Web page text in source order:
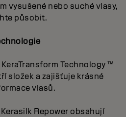
vysušené nebo suché vlasy,
působit.
Technology ™
složek a zajišťuje krásné
vlasů.
Repower obsahují